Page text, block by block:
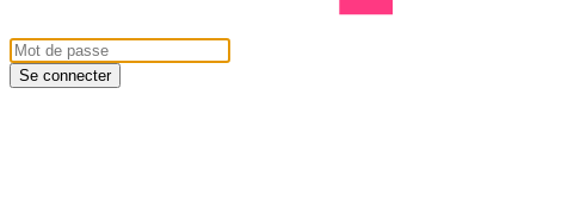
Se connecter